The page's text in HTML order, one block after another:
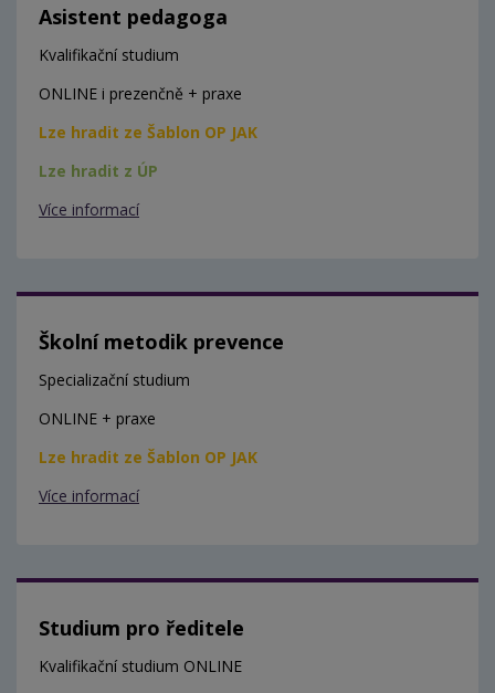
Asistent pedagoga
Kvalifikační studium
ONLINE i prezenčně + praxe
Lze hradit ze Šablon OP JAK
Lze hradit z ÚP
Více informací
Školní metodik prevence
Specializační studium
ONLINE + praxe
Lze hradit ze Šablon OP JAK
Více informací
Studium pro ředitele
Kvalifikační studium ONLINE